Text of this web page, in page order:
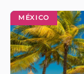
MÉXICO